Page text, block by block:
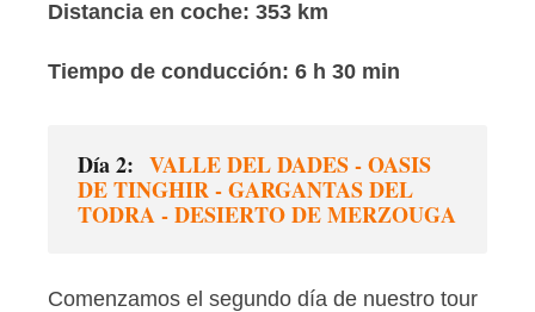
Distancia en coche: 353 km
Tiempo de conducción: 6 h 30 min
Día 2: VALLE DEL DADES - OASIS
DE TINGHIR - GARGANTAS DEL
TODRA - DESIERTO DE MERZOUGA
Comenzamos el segundo día de nuestro tour